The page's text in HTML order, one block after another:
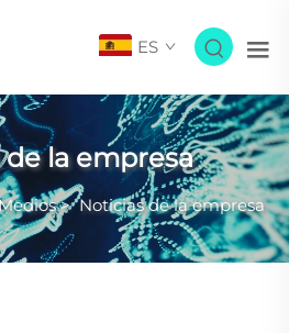
ES
la empresa
>Noticias de la empresa